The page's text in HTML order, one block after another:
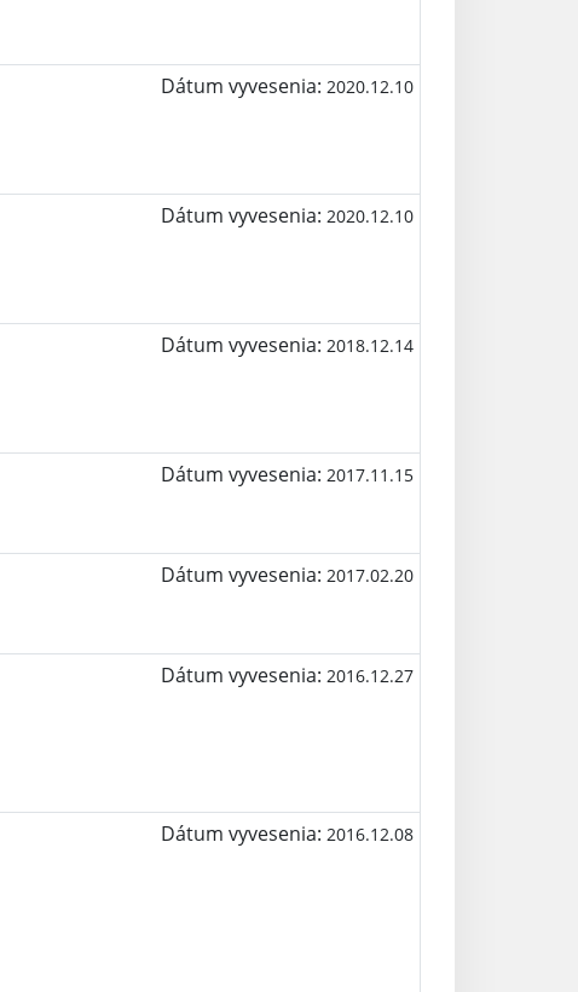
Dátum vyvesenia: 2020.12.10
Dátum vyvesenia: 2020.12.10
Dátum vyvesenia: 2018.12.14
Dátum vyvesenia: 2017.11.15
Dátum vyvesenia: 2017.02.20
Dátum vyvesenia: 2016.12.27
Dátum vyvesenia: 2016.12.08